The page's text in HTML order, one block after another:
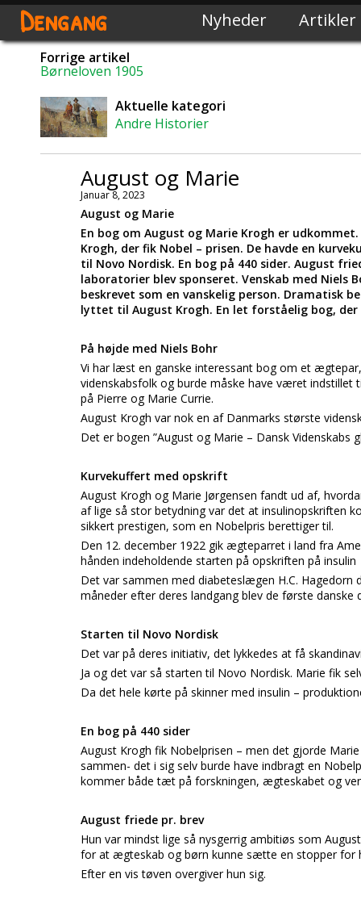
Dengang Nyheder Artikler
Forrige artikel
Børneloven 1905
Aktuelle kategori
Andre Historier
August og Marie
Januar 8, 2023
August og Marie
En bog om August og Marie Krogh er
Krogh, der fik Nobel – prisen. De havde en
til Novo Nordisk. En bog på 440 sider. August
laboratorier blev sponseret. Venskab med Niels
beskrevet som en vanskelig person. Dramatisk
lyttet til August Krogh. En let forståelig bog, der
På højde med Niels Bohr
Vi har læst en ganske interessant bog om et
videnskabsfolk og burde måske have været indstillet
på Pierre og Marie Currie.
August Krogh var nok en af Danmarks største
Det er bogen ”August og Marie – Dansk
Kurvekuffert med opskrift
August Krogh og Marie Jørgensen fandt ud af,
af lige så stor betydning var det at insulinopskriften
sikkert prestigen, som en Nobelpris berettiger til.
Den 12. december 1922 gik ægteparret i land fra
hånden indeholdende starten på opskriften på insulin
Det var sammen med diabeteslægen H.C.
måneder efter deres landgang blev de første
Starten til Novo Nordisk
Det var på deres initiativ, det lykkedes at få
Ja og det var så starten til Novo Nordisk. Marie fik
Da det hele kørte på skinner med insulin –
En bog på 440 sider
August Krogh fik Nobelprisen – men det gjorde
sammen- det i sig selv burde have indbragt en
kommer både tæt på forskningen, ægteskabet og
August friede pr. brev
Hun var mindst lige så nysgerrig ambitiøs som
for at ægteskab og børn kunne sætte en stopper for
Efter en vis tøven overgiver hun sig.